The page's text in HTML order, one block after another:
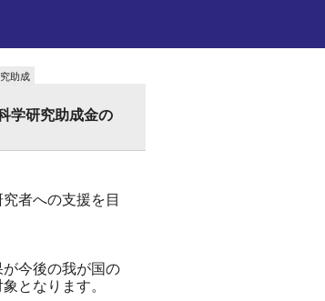
助成
学研究助成金の
者への支援を目
今後の我が国の
となります。